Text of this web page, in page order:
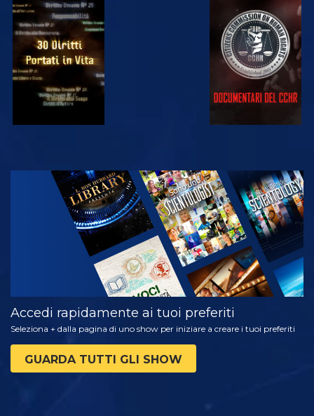
GUARDA GUARDA
GUARDA
ESPLORA LE
SERIE
Accedi rapidamente ai tuoi preferiti
Seleziona + dalla pagina di uno show per iniziare a creare i tuoi preferiti
GUARDA TUTTI GLI SHOW